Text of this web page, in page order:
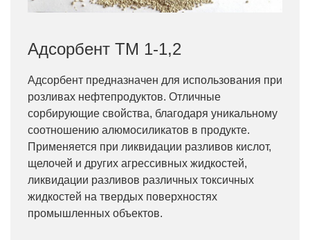
Адсорбент ТМ 1-1,2
Адсорбент предназначен для использования при
розливах нефтепродуктов. Отличные
сорбирующие свойства, благодаря уникальному
соотношению алюмосиликатов в продукте.
Применяется при ликвидации разливов кислот,
щелочей и других агрессивных жидкостей,
ликвидации разливов различных токсичных
жидкостей на твердых поверхностях
промышленных объектов.